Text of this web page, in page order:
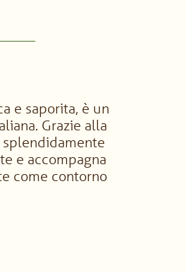
e saporita, è un
Grazie alla
splendidamente
e accompagna
come contorno